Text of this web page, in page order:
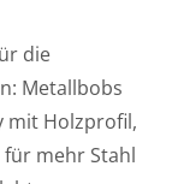
die
Metallbobs
mit Holzprofil,
mehr Stahl